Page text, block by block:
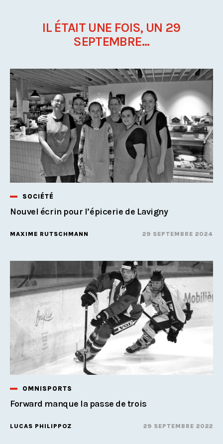
IL ÉTAIT UNE FOIS, UN 29
SEPTEMBRE...
SOCIÉTÉ
Nouvel écrin pour l’épicerie de Lavigny
MAXIME RUTSCHMANN 29 SEPTEMBRE 2024
OMNISPORTS
Forward manque la passe de trois
LUCAS PHILIPPOZ 29 SEPTEMBRE 2022